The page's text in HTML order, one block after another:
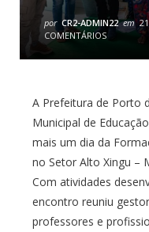
por CR2-ADMIN22 em
COMENTÁRIOS
A Prefeitura de Porto
Municipal de
mais um dia da
no Setor Alto Xingu –
Com atividades
encontro reuniu
professores e